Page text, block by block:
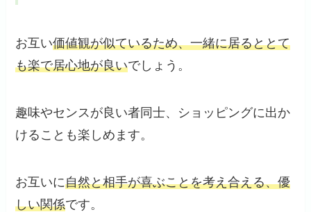
お互い価値観が似ているため、一緒に居るととて
も楽で居心地が良いでしょう。
趣味やセンスが良い者同士、ショッピングに出か
けることも楽しめます。
お互いに自然と相手が喜ぶことを考え合える、優
しい関係です。